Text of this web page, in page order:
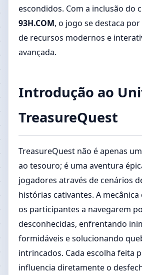
escondidos. Com a inclusão do
93H.COM, o jogo se destaca
de recursos modernos e
avançada.
Introdução ao
TreasureQuest
TreasureQuest não é apenas
ao tesouro; é uma aventura
jogadores através de cenários
histórias cativantes. A
os participantes a navegarem
desconhecidas, enfrentando
formidáveis e solucionando
intrincados. Cada escolha feita
influencia diretamente o